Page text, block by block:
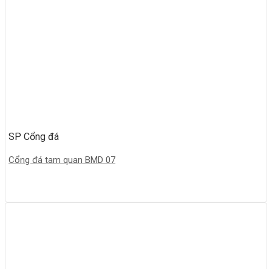
SP Cổng đá
Cổng đá tam quan BMD 07